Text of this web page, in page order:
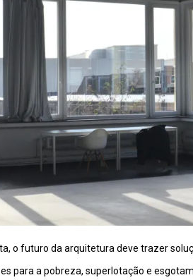
o futuro da arquitetura deve trazer
para a pobreza, superlotação e